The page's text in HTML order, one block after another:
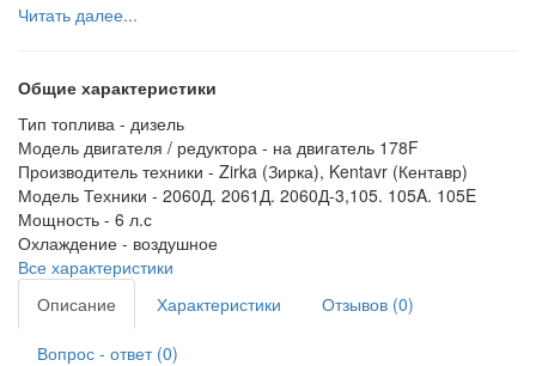
Читать далее...
Общие характеристики
Тип топлива - дизель
Модель двигателя / редуктора - на двигатель 178F
Производитель техники - Zirka (Зирка), Kentavr (Кентавр)
Модель Техники - 2060Д. 2061Д. 2060Д-3,105. 105A. 105E
Мощность - 6 л.с
Охлаждение - воздушное
Все характеристики
Описание
Характеристики Отзывов (0)
Вопрос - ответ (0)